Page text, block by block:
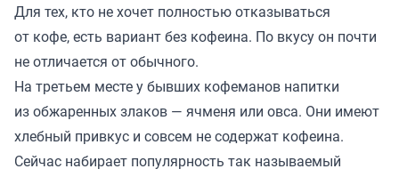
Для тех, кто не хочет полностью отказываться
от кофе, есть вариант без кофеина. По вкусу он почти
не отличается от обычного.
На третьем месте у бывших кофеманов напитки
из обжаренных злаков — ячменя или овса. Они имеют
хлебный привкус и совсем не содержат кофеина.
Сейчас набирает популярность так называемый